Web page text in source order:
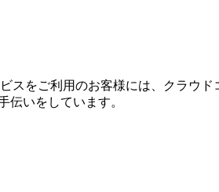
スをご利⽤のお客様には、クラウ
伝いをしています。